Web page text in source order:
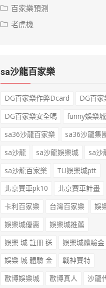
百家樂預測
老虎機
sa沙龍百家樂
DG百家樂作弊Dcard
DG百
DG百家樂安全嗎
funny娛樂城
sa36沙龍百家樂
sa36沙龍集
sa沙龍
sa沙龍娛樂城
sa沙
sa沙龍百家樂
TU娛樂城ptt
北京賽車pk10
北京賽車計畫
卡利百家樂
台灣百家樂
娛
娛樂城優惠
娛樂城推薦
娛樂 城 註冊 送
娛樂城體驗金
娛樂 城 體驗 金
戰神賽特
歐博娛樂城
歐博真人 沙龍